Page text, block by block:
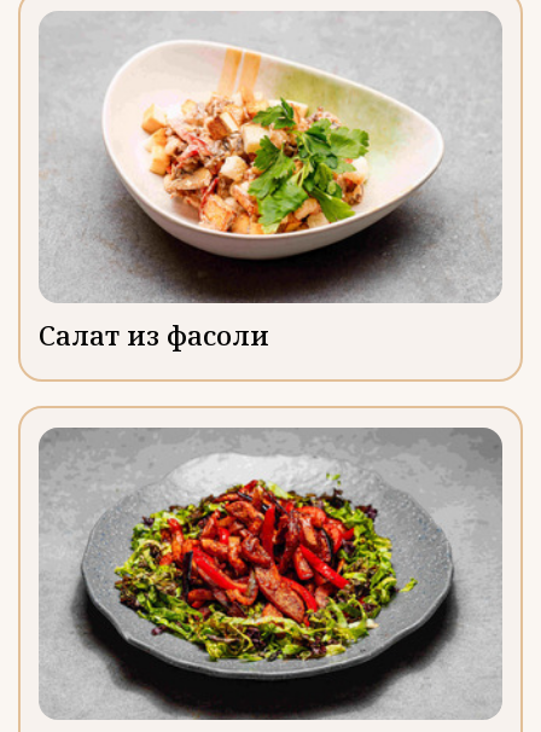
Салат из фасоли